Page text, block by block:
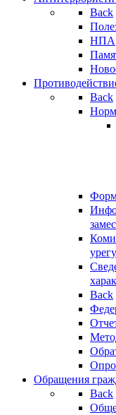
Back
НПА
Back
Back
Обращения
Back